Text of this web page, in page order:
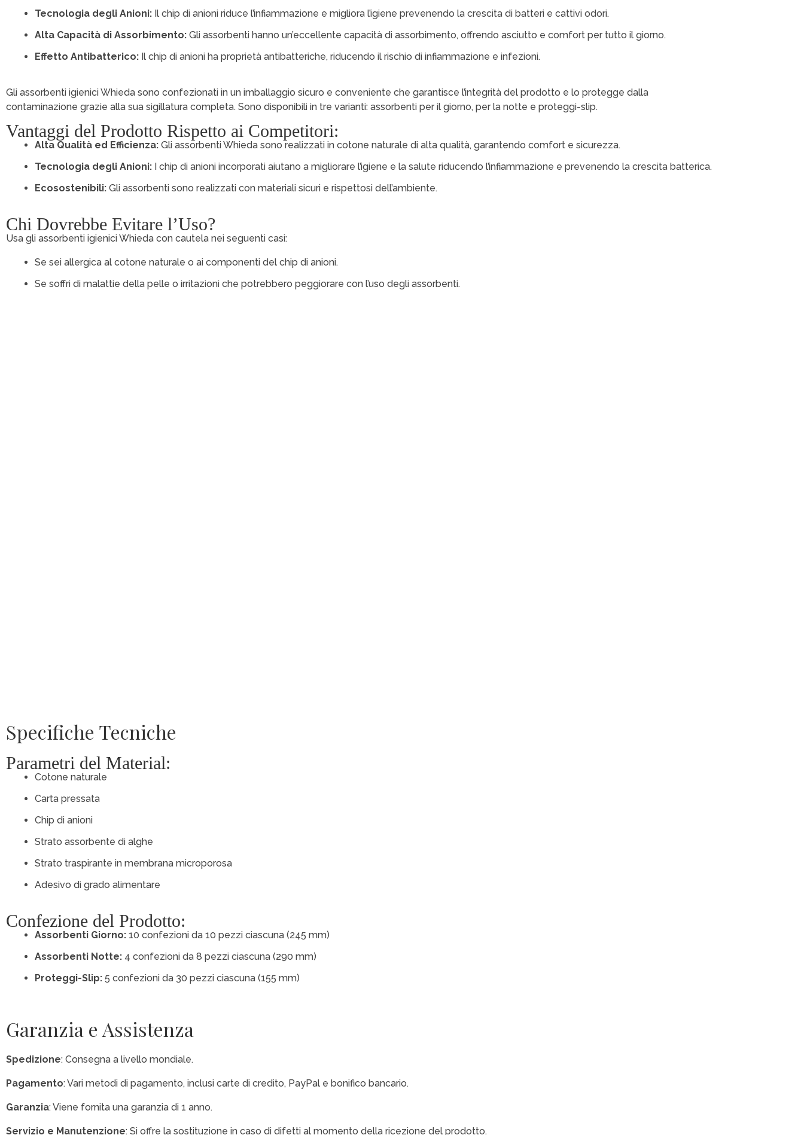
Tecnologia degli Anioni: Il chip di anioni riduce l’infiammazione e migliora l’igiene prevenendo la crescita di batteri e cattivi odori.
Alta Capacità di Assorbimento: Gli assorbenti hanno un’eccellente capacità di assorbimento, offrendo asciutto e comfort per tutto il giorno.
Effetto Antibatterico: Il chip di anioni ha proprietà antibatteriche, riducendo il rischio di infiammazione e infezioni.
Gli assorbenti igienici Whieda sono confezionati in un imballaggio sicuro e conveniente che garantisce l’integrità del prodotto e lo protegge dalla
contaminazione grazie alla sua sigillatura completa. Sono disponibili in tre varianti: assorbenti per il giorno, per la notte e proteggi-slip.
Vantaggi del Prodotto Rispetto ai Competitori:
Alta Qualità ed Efficienza: Gli assorbenti Whieda sono realizzati in cotone naturale di alta qualità, garantendo comfort e sicurezza.
Tecnologia degli Anioni: I chip di anioni incorporati aiutano a migliorare l’igiene e la salute riducendo l’infiammazione e prevenendo la crescita batterica.
Ecosostenibili: Gli assorbenti sono realizzati con materiali sicuri e rispettosi dell’ambiente.
Chi Dovrebbe Evitare l’Uso?
Usa gli assorbenti igienici Whieda con cautela nei seguenti casi:
Se sei allergica al cotone naturale o ai componenti del chip di anioni.
Se soffri di malattie della pelle o irritazioni che potrebbero peggiorare con l’uso degli assorbenti.
Specifiche Tecniche
Parametri del Material:
Cotone naturale
Carta pressata
Chip di anioni
Strato assorbente di alghe
Strato traspirante in membrana microporosa
Adesivo di grado alimentare
Confezione del Prodotto:
Assorbenti Giorno: 10 confezioni da 10 pezzi ciascuna (245 mm)
Assorbenti Notte: 4 confezioni da 8 pezzi ciascuna (290 mm)
Proteggi-Slip: 5 confezioni da 30 pezzi ciascuna (155 mm)
Garanzia e Assistenza
Spedizione: Consegna a livello mondiale.
Pagamento: Vari metodi di pagamento, inclusi carte di credito, PayPal e bonifico bancario.
Garanzia: Viene fornita una garanzia di 1 anno.
Servizio e Manutenzione: Si offre la sostituzione in caso di difetti al momento della ricezione del prodotto.